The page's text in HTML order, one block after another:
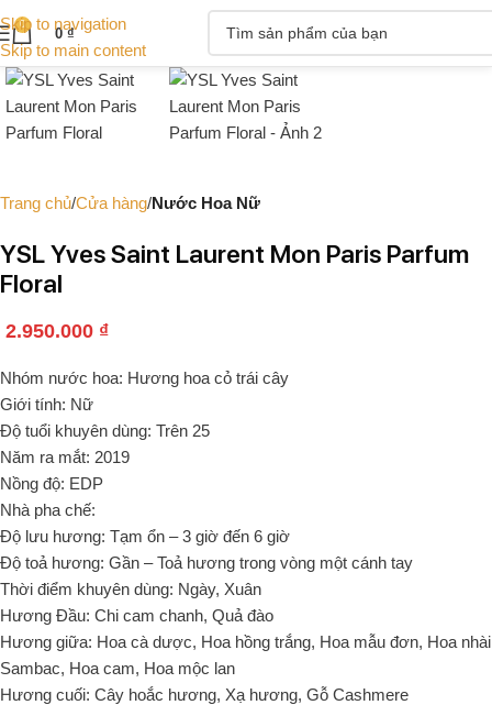
Skip to navigation
Skip to main content
0
0₫
Trang chủ Cửa hàng Nước Hoa Nữ
YSL Yves Saint Laurent Mon Paris Parfum
Floral
2.950.000 ₫
Nhóm nước hoa: Hương hoa cỏ trái cây
Giới tính: Nữ
Độ tuổi khuyên dùng: Trên 25
Năm ra mắt: 2019
Nồng độ: EDP
Nhà pha chế:
Độ lưu hương: Tạm ổn – 3 giờ đến 6 giờ
Độ toả hương: Gần – Toả hương trong vòng một cánh tay
Thời điểm khuyên dùng: Ngày, Xuân
Hương Đầu: Chi cam chanh, Quả đào
Hương giữa: Hoa cà dược, Hoa hồng trắng, Hoa mẫu đơn, Hoa nhài
Sambac, Hoa cam, Hoa mộc lan
Hương cuối: Cây hoắc hương, Xạ hương, Gỗ Cashmere